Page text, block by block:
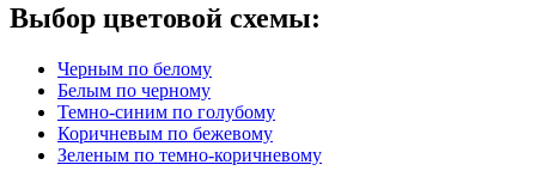
Выбор цветовой схемы:
Черным по белому
Белым по черному
Темно-синим по голубому
Коричневым по бежевому
Зеленым по темно-коричневому